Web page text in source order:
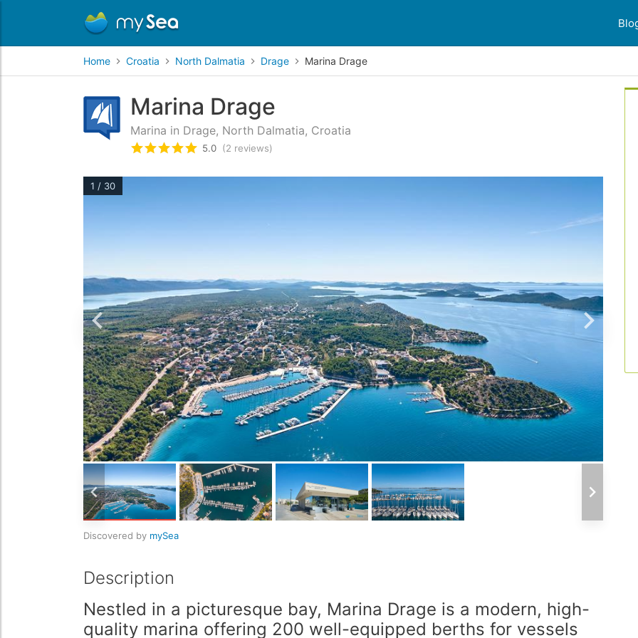
Home Croatia North Dalmatia Drage Marina Drage
Marina Drage
Marina in Drage, North Dalmatia, Croatia
Rated5/5 based on2customer reviews
5.0 (2 reviews)
1 / 30
Discovered by mySea
Description
Nestled in a picturesque bay, Marina Drage is a modern, high-
quality marina offering 200 well-equipped berths for vessels